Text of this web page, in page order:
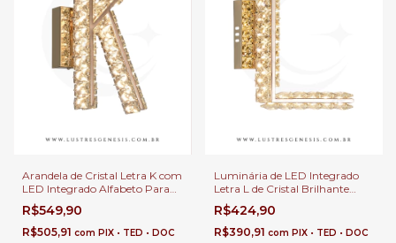
Arandela de Cristal Letra K com
LED Integrado Alfabeto Para
Parede, Corredor, Cabeceira de
Cama e Quartos
R$549,90
R$505,91 com PIX • TED • DOC
Luminária de LED Integrado
Letra L de Cristal Brilhante
Para Parede e Decoração
Personalizada para
Apartamento
R$424,90
R$390,91 com PIX • TED • DOC